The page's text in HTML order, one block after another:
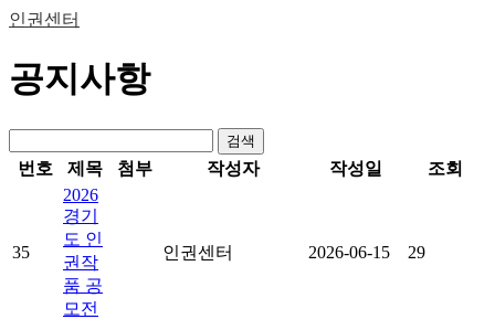
인권센터
공지사항
검색
번호 제목 첨부 작성자 작성일 조회
35
2026
경기
도 인
권작
품 공
모전
인권센터 2026-06-15 29